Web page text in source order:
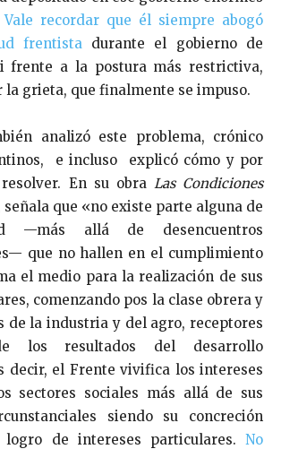
Vale recordar que él siempre abogó
frentista durante el gobierno de
frente a la postura más restrictiva,
la grieta, que finalmente se impuso.
analizó este problema, crónico
e incluso explicó cómo y por
En su obra Las Condiciones
señala que «no existe parte alguna de
—más allá de desencuentros
que no hallen en el cumplimiento
el medio para la realización de sus
comenzando pos la clase obrera y
de la industria y del agro, receptores
los resultados del desarrollo
decir, el Frente vivifica los intereses
sectores sociales más allá de sus
siendo su concreción
logro de intereses particulares. No